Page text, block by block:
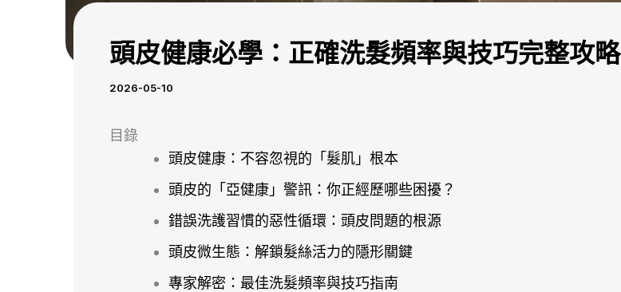
頭皮健康必學：正確洗髮頻率與技巧完整攻略
2026-05-10
目錄
頭皮健康：不容忽視的「髮肌」根本
頭皮的「亞健康」警訊：你正經歷哪些困擾？
錯誤洗護習慣的惡性循環：頭皮問題的根源
頭皮微生態：解鎖髮絲活力的隱形關鍵
專家解密：最佳洗髮頻率與技巧指南